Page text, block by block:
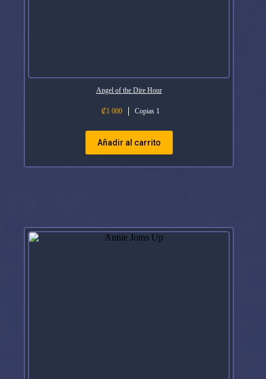
Angel of the Dire Hour
₡1 000 Copias 1
Añadir al carrito